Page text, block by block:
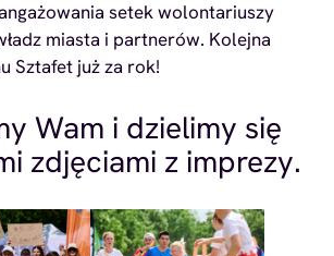
setek wolontariuszy
miasta i partnerów. Kolejna
Sztafet już za rok!
Wam i dzielimy się
zdjęciami z imprezy.